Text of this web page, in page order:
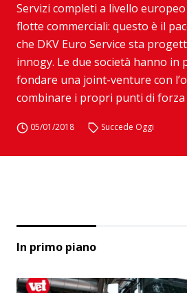
Servizi completi a livello
flotte commerciali: questo è il
che DKV Euro Service sta
innogy. Le due società hanno in
fondare una joint-venture con
combinare i propri punti di forza
05/01/2018 Succede Oggi
In primo piano